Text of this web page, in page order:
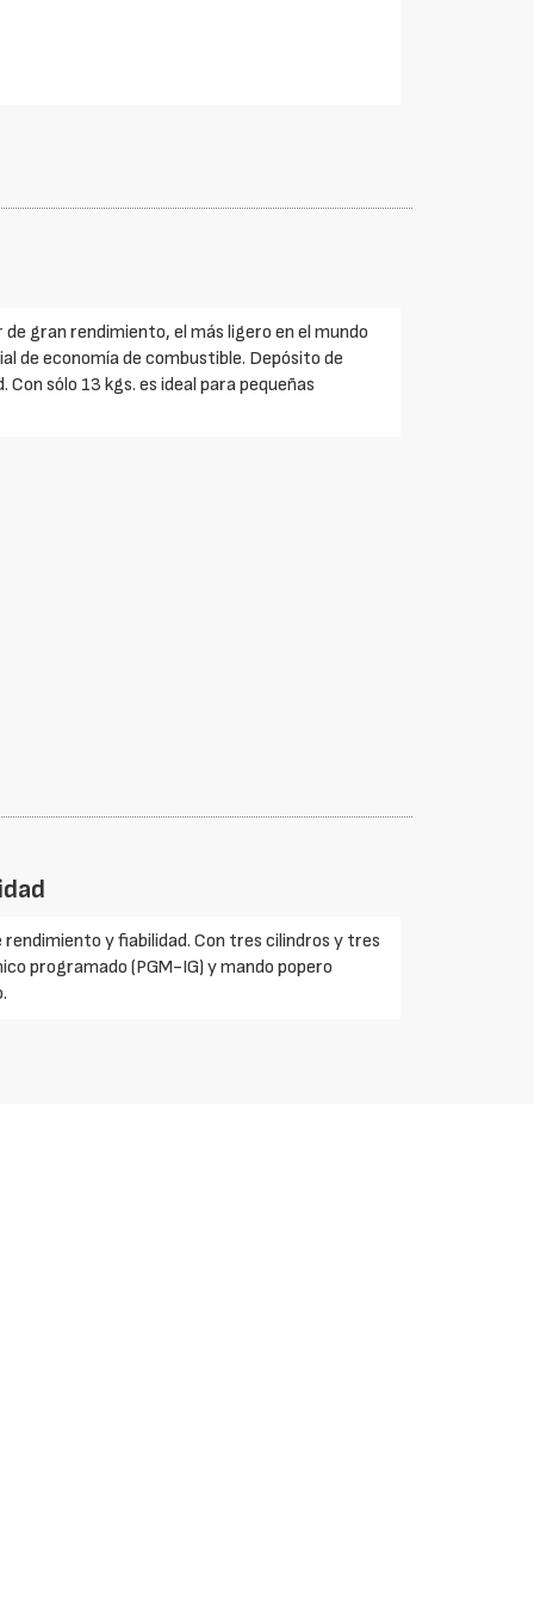
gran rendimiento, el más ligero en el mundo
de economía de combustible. Depósito de
sólo 13 kgs. es ideal para pequeñas
y fiabilidad. Con tres cilindros y tres
programado (PGM-IG) y mando popero